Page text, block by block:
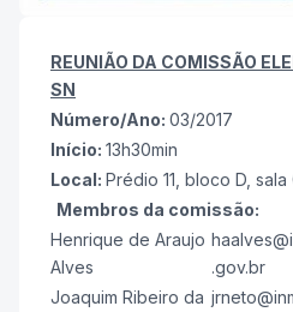
REUNIÃO DA COMISSÃO
SN
Número/Ano: 03/2017
Início: 13h30min
Local: Prédio 11, bloco D, sala
Membros da comissão:
Henrique de Araujo
Alves
.gov.br
Joaquim Ribeiro da